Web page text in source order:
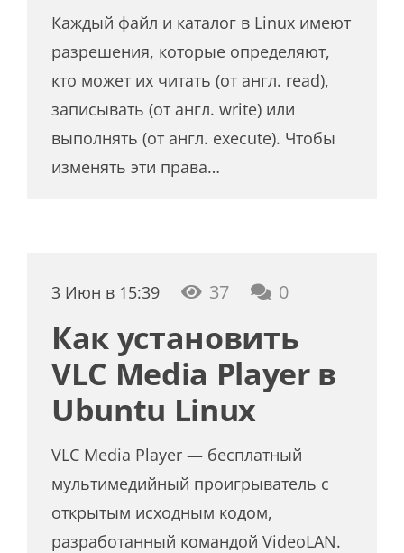
Каждый файл и каталог в Linux имеют
разрешения, которые определяют,
кто может их читать (от англ. read),
записывать (от англ. write) или
выполнять (от англ. execute). Чтобы
изменять эти права…
3 Июн в 15:39 37 0
Как установить
VLC Media Player в
Ubuntu Linux
VLC Media Player — бесплатный
мультимедийный проигрыватель с
открытым исходным кодом,
разработанный командой VideoLAN.